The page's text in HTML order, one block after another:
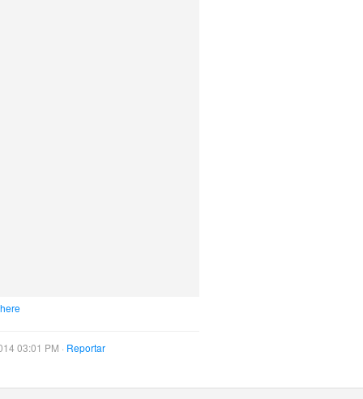
03:01 PM · Reportar